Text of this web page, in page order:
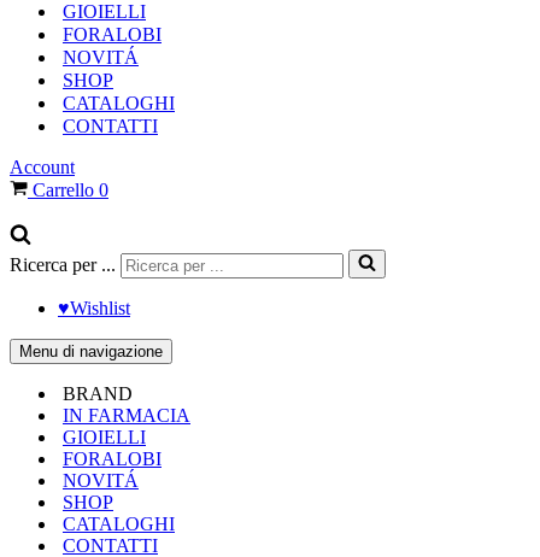
GIOIELLI
FORALOBI
NOVITÁ
SHOP
CATALOGHI
CONTATTI
Account
Carrello 0
Ricerca per ...
♥︎Wishlist
Menu di navigazione
BRAND
IN FARMACIA
GIOIELLI
FORALOBI
NOVITÁ
SHOP
CATALOGHI
CONTATTI